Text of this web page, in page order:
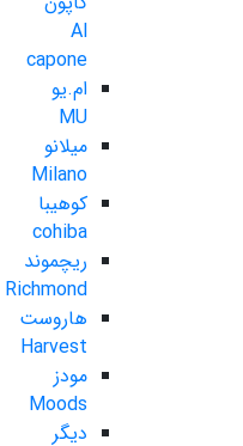
Al
capone
ام.یو
MU
میلانو
Milano
کوهیبا
cohiba
ریچموند
Richmond
هاروست
Harvest
مودز
Moods
دیگر